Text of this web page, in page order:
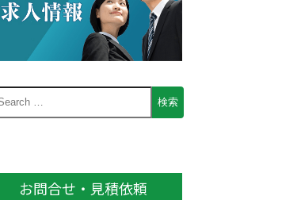
お問合せ・見積依頼